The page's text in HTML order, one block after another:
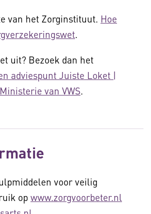
van het Zorginstituut. Hoe
.
uit? Bezoek dan het
adviespunt Juiste Loket |
van VWS.
voor veilig
op www.zorgvoorbeter.nl